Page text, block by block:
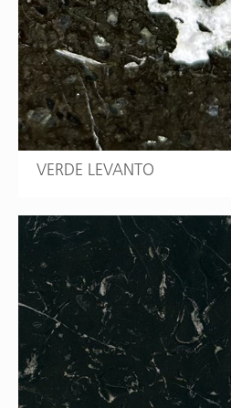
VERDE LEVANTO